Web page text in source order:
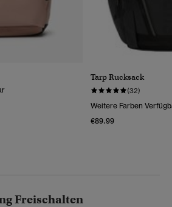
Von
Tarp Rucksack
(32)
Weitere Farben
€89.99
Freischalten